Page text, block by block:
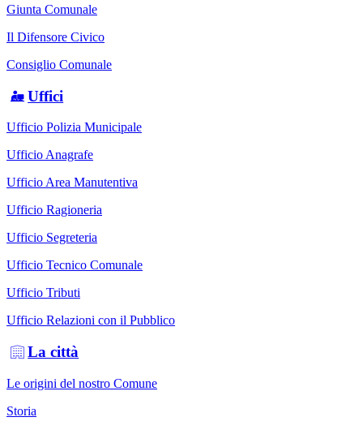
Giunta Comunale
Il Difensore Civico
Consiglio Comunale
Uffici
Ufficio Polizia Municipale
Ufficio Anagrafe
Ufficio Area Manutentiva
Ufficio Ragioneria
Ufficio Segreteria
Ufficio Tecnico Comunale
Ufficio Tributi
Ufficio Relazioni con il Pubblico
La città
Le origini del nostro Comune
Storia